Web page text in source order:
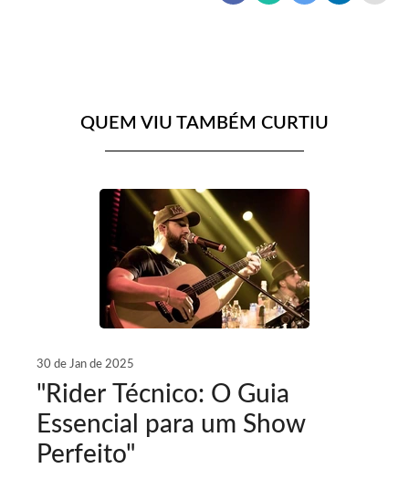
QUEM VIU TAMBÉM CURTIU
30 de Jan de 2025
"Rider Técnico: O Guia
Essencial para um Show
Perfeito"